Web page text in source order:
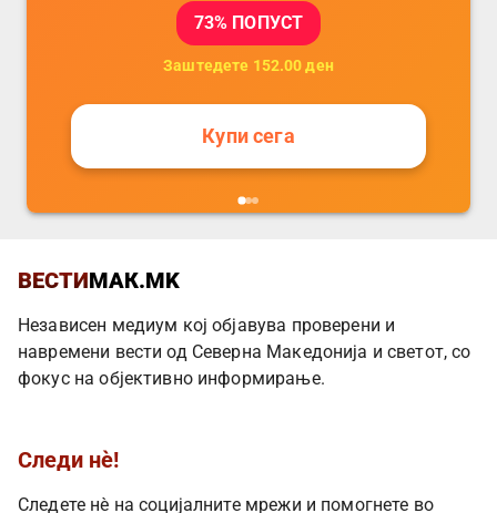
73% ПОПУСТ
Заштедете 152.00 ден
Купи сега
ВЕСТИМАК.MK
Независен медиум кој објавува проверени и
навремени вести од Северна Македонија и светот, со
фокус на објективно информирање.
Следи нè!
Следете нè на социјалните мрежи и помогнете во